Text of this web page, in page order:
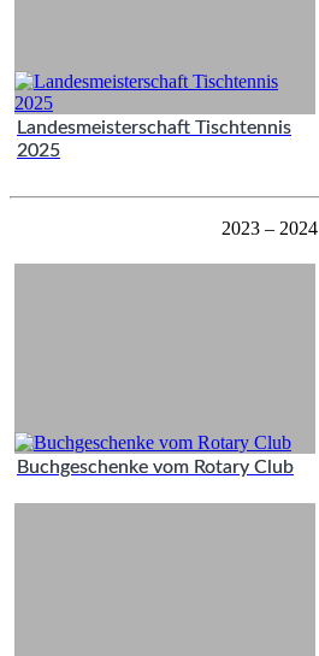
Landesmeisterschaft Tischtennis
2025
2023 – 2024
Buchgeschenke vom Rotary Club